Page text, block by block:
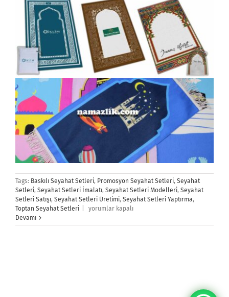
Tags: Baskılı Seyahat Setleri, Promosyon Seyahat Setleri, Seyahat
Setleri, Seyahat Setleri İmalatı, Seyahat Setleri Modelleri, Seyahat
Setleri Satışı, Seyahat Setleri Üretimi, Seyahat Setleri Yaptırma,
Toptan Seyahat Setleri
Seyahat
için
yorumlar kapalı
Devamı